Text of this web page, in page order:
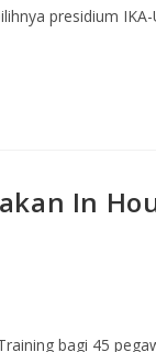
presidium
In
bagi 45